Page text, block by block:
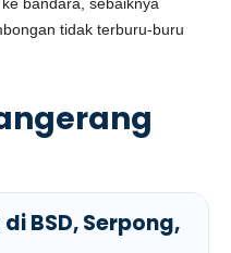
tidak terburu-buru
BSD, Serpong,